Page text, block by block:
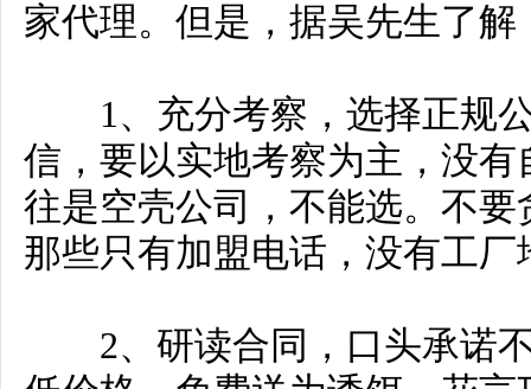
家代理。但是，据吴先生了
1、充分考察，选择正规公
信，要以实地考察为主，没
往是空壳公司，不能选。不
那些只有加盟电话，没有工
2、研读合同，口头承诺不